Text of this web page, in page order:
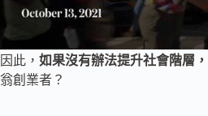
因此， 如果沒有辦法提升社會階層
翁創業者？